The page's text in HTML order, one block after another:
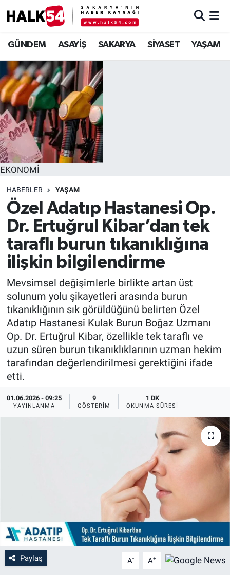
GÜNDEM ASAYİŞ SAKARYA SİYASET YAŞAM
EKONOMİ
HABERLER YAŞAM
Özel Adatıp Hastanesi Op.
Dr. Ertuğrul Kibar’dan tek
taraflı burun tıkanıklığına
ilişkin bilgilendirme
Mevsimsel değişimlerle birlikte artan üst
solunum yolu şikayetleri arasında burun
tıkanıklığının sık görüldüğünü belirten Özel
Adatıp Hastanesi Kulak Burun Boğaz Uzmanı
Op. Dr. Ertuğrul Kibar, özellikle tek taraflı ve
uzun süren burun tıkanıklıklarının uzman hekim
tarafından değerlendirilmesi gerektiğini ifade
etti.
01.06.2026 - 09:25
YAYINLANMA
9
GÖSTERIM
1 DK
OKUNMA SÜRESI
Paylaş A- A+
GÜNDEM
ASAYİŞ
YAŞAM
SAKARYA
SİYASET
EKONOMİ
SOKAK RÖPORTAJLARI
SPOR
EĞİTİM
ÖZEL HABER
HALK54 PANORAMA
Adapazarı Nöbetçi Eczaneler
Adapazarı Hava Durumu
Adapazarı Trafik Yoğunluk Haritası
Süper Lig Puan Durumu ve Fikstür
Tüm Manşetler
Son Dakika Haberleri
Haber Arşivi